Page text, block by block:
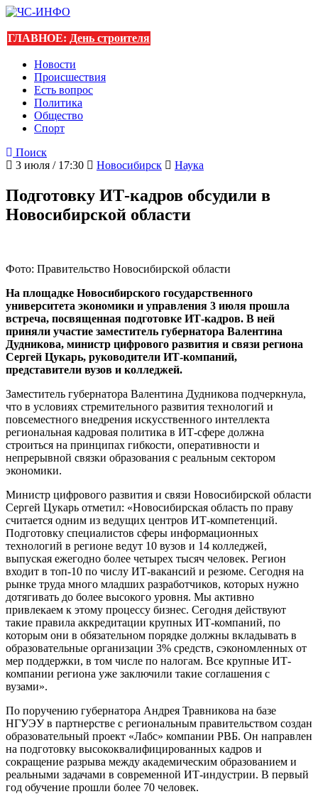
ГЛАВНОЕ: День строителя
Новости
Происшествия
Есть вопрос
Политика
Общество
Спорт
Поиск
3 июля / 17:30
Новосибирск Наука
Подготовку ИТ-кадров обсудили в
Новосибирской области
Фото: Правительство Новосибирской области
На площадке Новосибирского государственного
университета экономики и управления 3 июля прошла
встреча, посвященная подготовке ИТ-кадров. В ней
приняли участие заместитель губернатора Валентина
Дудникова, министр цифрового развития и связи региона
Сергей Цукарь, руководители ИТ-компаний,
представители вузов и колледжей.
Заместитель губернатора Валентина Дудникова подчеркнула,
что в условиях стремительного развития технологий и
повсеместного внедрения искусственного интеллекта
региональная кадровая политика в ИТ-сфере должна
строиться на принципах гибкости, оперативности и
непрерывной связки образования с реальным сектором
экономики.
Министр цифрового развития и связи Новосибирской области
Сергей Цукарь отметил: «Новосибирская область по праву
считается одним из ведущих центров ИТ-компетенций.
Подготовку специалистов сферы информационных
технологий в регионе ведут 10 вузов и 14 колледжей,
выпуская ежегодно более четырех тысяч человек. Регион
входит в топ-10 по числу ИТ-вакансий и резюме. Сегодня на
рынке труда много младших разработчиков, которых нужно
дотягивать до более высокого уровня. Мы активно
привлекаем к этому процессу бизнес. Сегодня действуют
такие правила аккредитации крупных ИТ-компаний, по
которым они в обязательном порядке должны вкладывать в
образовательные организации 3% средств, сэкономленных от
мер поддержки, в том числе по налогам. Все крупные ИТ-
компании региона уже заключили такие соглашения с
вузами».
По поручению губернатора Андрея Травникова на базе
НГУЭУ в партнерстве с региональным правительством создан
образовательный проект «Лабс» компании РВБ. Он направлен
на подготовку высококвалифицированных кадров и
сокращение разрыва между академическим образованием и
реальными задачами в современной ИТ-индустрии. В первый
год обучение прошли более 70 человек.